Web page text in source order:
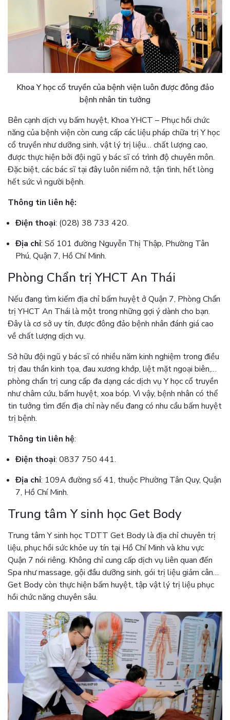
Khoa Y học cổ truyền của bệnh viện luôn được đông đảo
bệnh nhân tin tưởng
Bên cạnh dịch vụ bấm huyệt, Khoa YHCT – Phục hồi chức
năng của bệnh viện còn cung cấp các liệu pháp chữa trị Y học
cổ truyền như dưỡng sinh, vật lý trị liệu… chất lượng cao,
được thực hiện bởi đội ngũ y bác sĩ có trình độ chuyên môn.
Đặc biệt, các bác sĩ tại đây luôn niềm nở, tận tình, hết lòng
hết sức vì người bệnh.
Thông tin liên hệ:
Điện thoại: (028) 38 733 420.
Địa chỉ: Số 101 đường Nguyễn Thị Thập, Phường Tân
Phú, Quận 7, Hồ Chí Minh.
Phòng Chẩn trị YHCT An Thái
Nếu đang tìm kiếm địa chỉ bấm huyệt ở Quận 7, Phòng Chẩn
trị YHCT An Thái là một trong những gợi ý dành cho bạn.
Đây là cơ sở uy tín, được đông đảo bệnh nhân đánh giá cao
về chất lượng dịch vụ.
Sở hữu đội ngũ y bác sĩ có nhiều năm kinh nghiệm trong điều
trị đau thần kinh tọa, đau xương khớp, liệt mặt ngoại biên,…
phòng chẩn trị cung cấp đa dạng các dịch vụ Y học cổ truyền
như châm cứu, bấm huyệt, xoa bóp. Vì vậy, bệnh nhân có thể
tin tưởng tìm đến địa chỉ này nếu đang có nhu cầu bấm huyệt
trị bệnh.
Thông tin liên hệ:
Điện thoại: 0837 750 441.
Địa chỉ: 109A đường số 41, thuộc Phường Tân Quy, Quận
7, Hồ Chí Minh.
Trung tâm Y sinh học Get Body
Trung tâm Y sinh học TDTT Get Body là địa chỉ chuyên trị
liệu, phục hồi sức khỏe uy tín tại Hồ Chí Minh và khu vực
Quận 7 nói riêng. Không chỉ cung cấp dịch vụ liên quan đến
Spa như massage, gội đầu dưỡng sinh, gói trị liệu giảm cân…
Get Body còn thực hiện bấm huyệt, tập vật lý trị liệu phục
hồi chức năng chuyên sâu.